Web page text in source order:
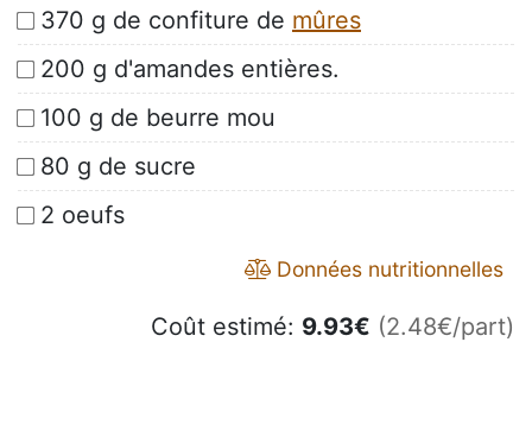
370 g de confiture de mûres
200 g d'amandes entières.
100 g de beurre mou
80 g de sucre
2 oeufs
Données nutritionnelles
Coût estimé: 9.93€ (2.48€/part)